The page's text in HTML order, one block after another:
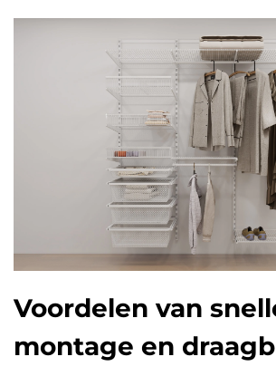
Voordelen van
montage en